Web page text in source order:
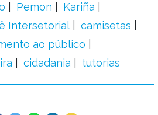
Pemon
Kariña
Intersetorial
camisetas
ao público
cidadania tutorias